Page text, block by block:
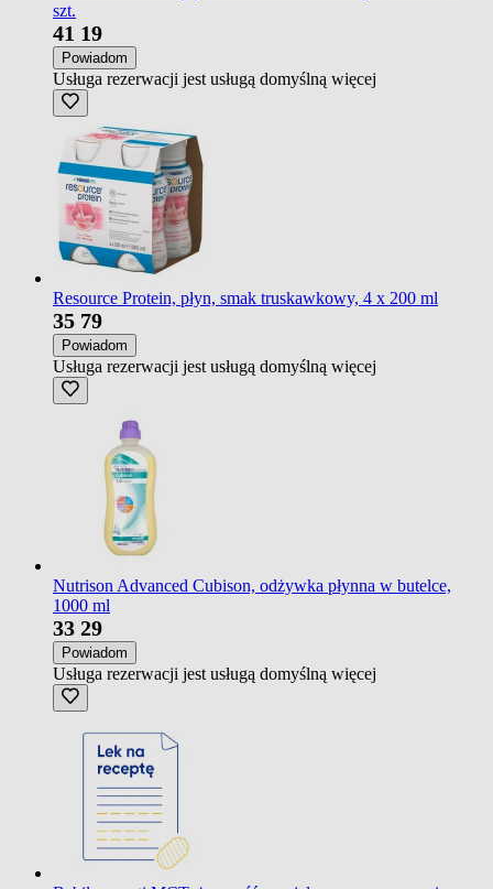
szt.
41 19
Powiadom
Usługa rezerwacji jest usługą domyślną więcej
Resource Protein, płyn, smak truskawkowy, 4 x 200 ml
35 79
Powiadom
Usługa rezerwacji jest usługą domyślną więcej
Nutrison Advanced Cubison, odżywka płynna w butelce,
1000 ml
33 29
Powiadom
Usługa rezerwacji jest usługą domyślną więcej